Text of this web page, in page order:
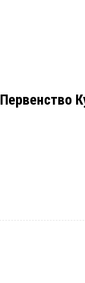
Первенство